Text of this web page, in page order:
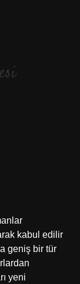
kabul edilir
geniş bir tür
yeni